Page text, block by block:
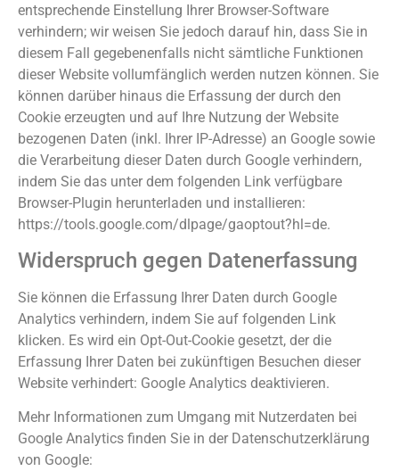
entsprechende Einstellung Ihrer Browser-Software
verhindern; wir weisen Sie jedoch darauf hin, dass Sie in
diesem Fall gegebenenfalls nicht sämtliche Funktionen
dieser Website vollumfänglich werden nutzen können. Sie
können darüber hinaus die Erfassung der durch den
Cookie erzeugten und auf Ihre Nutzung der Website
bezogenen Daten (inkl. Ihrer IP-Adresse) an Google sowie
die Verarbeitung dieser Daten durch Google verhindern,
indem Sie das unter dem folgenden Link verfügbare
Browser-Plugin herunterladen und installieren:
https://tools.google.com/dlpage/gaoptout?hl=de.
Widerspruch gegen Datenerfassung
Sie können die Erfassung Ihrer Daten durch Google
Analytics verhindern, indem Sie auf folgenden Link
klicken. Es wird ein Opt-Out-Cookie gesetzt, der die
Erfassung Ihrer Daten bei zukünftigen Besuchen dieser
Website verhindert: Google Analytics deaktivieren.
Mehr Informationen zum Umgang mit Nutzerdaten bei
Google Analytics finden Sie in der Datenschutzerklärung
von Google: